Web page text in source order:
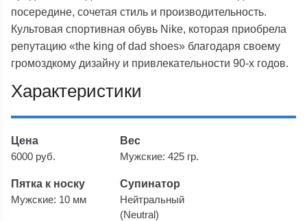
посередине, сочетая стиль и производительность.
Культовая спортивная обувь Nike, которая приобрела
репутацию «the king of dad shoes» благодаря своему
громоздкому дизайну и привлекательности 90-х годов.
Характеристики
Цена
6000 руб.
Вес
Мужские: 425 гр.
Пятка к носку
Мужские: 10 мм
Супинатор
Нейтральный
(Neutral)